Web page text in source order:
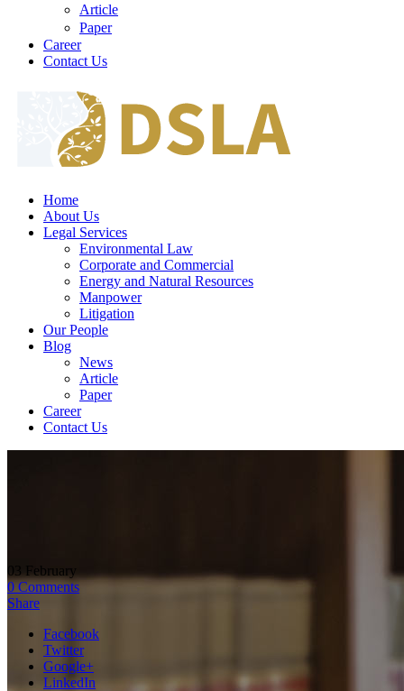
Article
Paper
Career
Contact Us
Home
About Us
Legal Services
Environmental Law
Corporate and Commercial
Energy and Natural Resources
Manpower
Litigation
Our People
Blog
News
Article
Paper
Career
Contact Us
03
February
0 Comments
Share
Facebook
Twitter
Google+
LinkedIn